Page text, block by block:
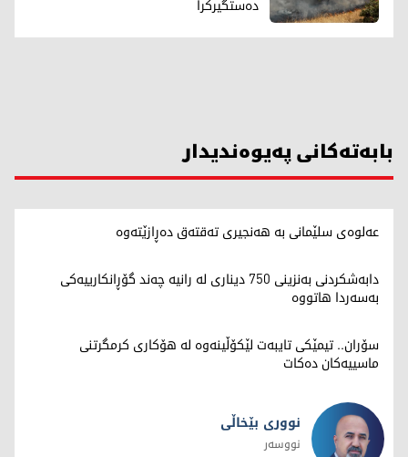
دەستگیرکرا
بابەتەکانی پەیوەندیدار
عەلوەی سلێمانی بە هەنجیری تەقتەق دەڕازێتەوە
دابەشکردنی بەنزینی 750 دیناری لە رانیە چه‌ند گۆڕانكارییه‌كی
بەسەردا هاتووە
سۆران.. تیمێکی تایبەت لێکۆڵینەوە لە هۆکاری کرمگرتنی
ماسییەکان دەکات
نووری بێخاڵی
نووسەر